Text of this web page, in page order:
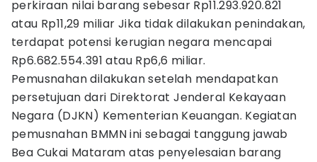
perkiraan nilai barang sebesar Rp11.293.920.821
atau Rp11,29 miliar Jika tidak dilakukan penindakan,
terdapat potensi kerugian negara mencapai
Rp6.682.554.391 atau Rp6,6 miliar.
Pemusnahan dilakukan setelah mendapatkan
persetujuan dari Direktorat Jenderal Kekayaan
Negara (DJKN) Kementerian Keuangan. Kegiatan
pemusnahan BMMN ini sebagai tanggung jawab
Bea Cukai Mataram atas penyelesaian barang